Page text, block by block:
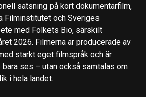
satsning på kort dokumentärfilm,
Filminstitutet och Sveriges
med Folkets Bio, särskilt
2026. Filmerna är producerade av
starkt eget filmspråk och är
ses – utan också samtalas om
i hela landet.